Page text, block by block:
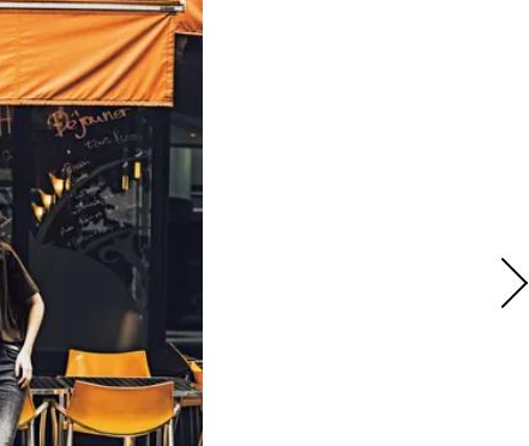
マルジェラの“レプリカ”に新作
も！注目度急上昇の『フレグラ
ンス』５選 | CLASSY.[クラッシ
ィ]
Aug, 6, 2026
【ヘアアクセ6選】手抜きに見え
ない！アラサーのまとめ髪が垢
抜ける「即戦力アクセ」たち |
CLASSY.[クラッシィ]
BEAUTY Aug, 8, 2026
【シャネル】「ココ マドモアゼ
ル クラッシュ アプソリュ」の限
定カフェが登場！世界観に没入
できる体験型イベントが開催 |
CLASSY.[クラッシィ]